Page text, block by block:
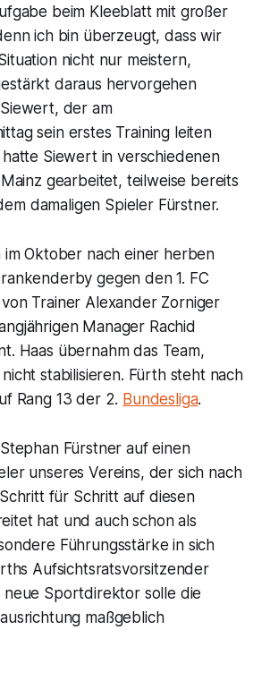
beim Kleeblatt mit großer
ich bin überzeugt, dass wir
nicht nur meistern,
daraus hervorgehen
der am
sein erstes Training leiten
Siewert in verschiedenen
gearbeitet, teilweise bereits
damaligen Spieler Fürstner.
im Oktober nach einer herben
gegen den 1. FC
Trainer Alexander Zorniger
Manager Rachid
Haas übernahm das Team,
stabilisieren. Fürth steht nach
Rang 13 der 2. Bundesliga.
Fürstner auf einen
unseres Vereins, der sich nach
für Schritt auf diesen
hat und auch schon als
Führungsstärke in sich
Aufsichtsratsvorsitzender
neue Sportdirektor solle die
maßgeblich